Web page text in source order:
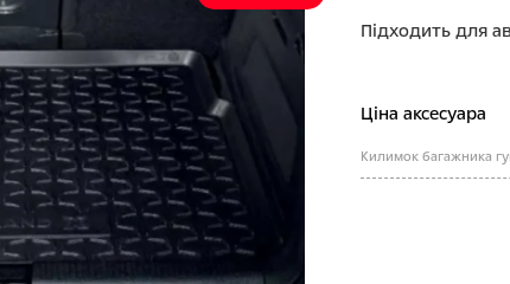
Підходить для
Ціна аксесуара
Килимок багажника